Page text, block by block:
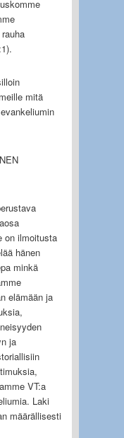
mitä
on ilmoitusta
hänen
minkä
elämään ja
ja
VT:a
Laki
määrällisesti